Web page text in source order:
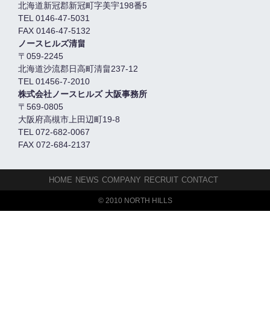
北海道新冠郡新冠町字美宇198番5
TEL 0146-47-5031
FAX 0146-47-5132
ノースヒルズ清畠
〒059-2245
北海道沙流郡日高町清畠237-12
TEL 01456-7-2010
株式会社ノースヒルズ 大阪事務所
〒569-0805
大阪府高槻市上田辺町19-8
TEL 072-682-0067
FAX 072-684-2137
HOME NEWS COMPANY RECRUIT CONTACT
© 2010 NORTH HILLS